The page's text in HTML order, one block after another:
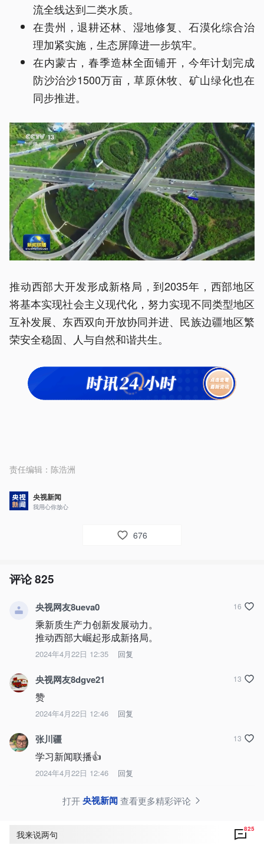
流全线达到二类水质。
在贵州，退耕还林、湿地修复、石漠化综合治
理加紧实施，生态屏障进一步筑牢。
在内蒙古，春季造林全面铺开，今年计划完成
防沙治沙1500万亩，草原休牧、矿山绿化也在
同步推进。
推动西部大开发形成新格局，到2035年，西部地区
将基本实现社会主义现代化，努力实现不同类型地区
互补发展、东西双向开放协同并进、民族边疆地区繁
荣安全稳固、人与自然和谐共生。
责任编辑： 陈浩洲
央视新闻
我用心你放心
676
评论825
央视网友8ueva0
乘新质生产力创新发展动力。
推动西部大崛起形成新挌局。
2024年4月22日 12:35 回复
16
央视网友8dgve21
赞
2024年4月22日 12:46 回复
13
张川疆
学习新闻联播👍
2024年4月22日 12:46 回复
13
打开央视新闻查看更多精彩评论
我来说两句 825